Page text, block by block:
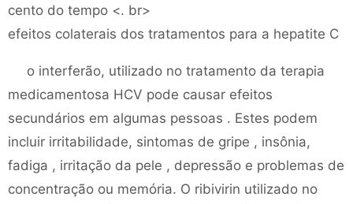
cento do tempo <. br>
efeitos colaterais dos tratamentos para a hepatite C
o interferão, utilizado no tratamento da terapia
medicamentosa HCV pode causar efeitos
secundários em algumas pessoas . Estes podem
incluir irritabilidade, sintomas de gripe , insônia,
fadiga , irritação da pele , depressão e problemas de
concentração ou memória. O ribivirin utilizado no